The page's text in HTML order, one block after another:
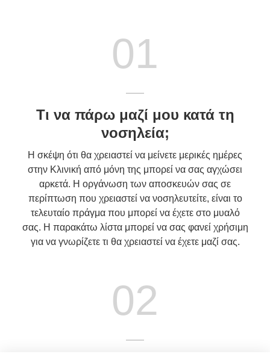
01
Τι να πάρω μαζί μου κατά τη
νοσηλεία;
Η σκέψη ότι θα χρειαστεί να μείνετε μερικές ημέρες
στην Κλινική από μόνη της μπορεί να σας αγχώσει
αρκετά. Η οργάνωση των αποσκευών σας σε
περίπτωση που χρειαστεί να νοσηλευτείτε, είναι το
τελευταίο πράγμα που μπορεί να έχετε στο μυαλό
σας. Η παρακάτω λίστα μπορεί να σας φανεί χρήσιμη
για να γνωρίζετε τι θα χρειαστεί να έχετε μαζί σας.
02